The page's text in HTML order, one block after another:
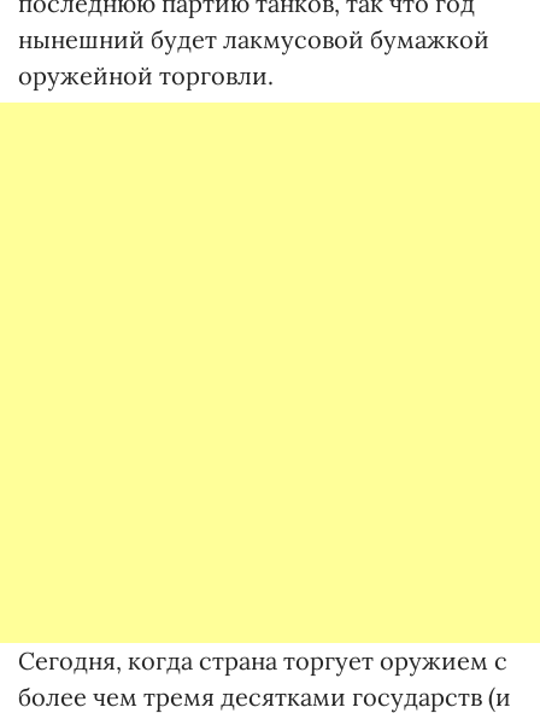
нынешний будет лакмусовой бумажкой
оружейной торговли.
Сегодня, когда страна торгует оружием с
более чем тремя десятками государств (и